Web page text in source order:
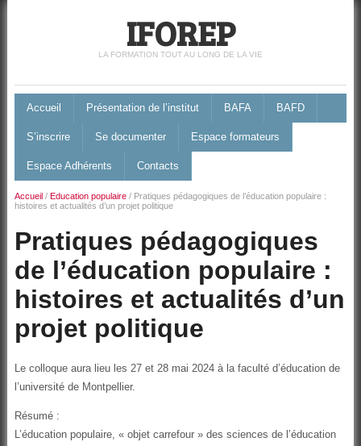
IFOREP
LA FORMATION TOUT AU LONG DE LA VIE
Accueil Présentation de l’institut BAFA BAFD
S’inscrire Se documenter Espace formateurs
Espace Adhérents Contacts
Accueil/ Education populaire/ Pratiques pédagogiques de l’éducation populaire :
histoires et actualités d’un projet politique
Pratiques pédagogiques
de l’éducation populaire :
histoires et actualités d’un
projet politique
Le colloque aura lieu les 27 et 28 mai 2024 à la faculté d’éducation de
l’université de Montpellier.
Résumé :
L’éducation populaire, « objet carrefour » des sciences de l’éducation